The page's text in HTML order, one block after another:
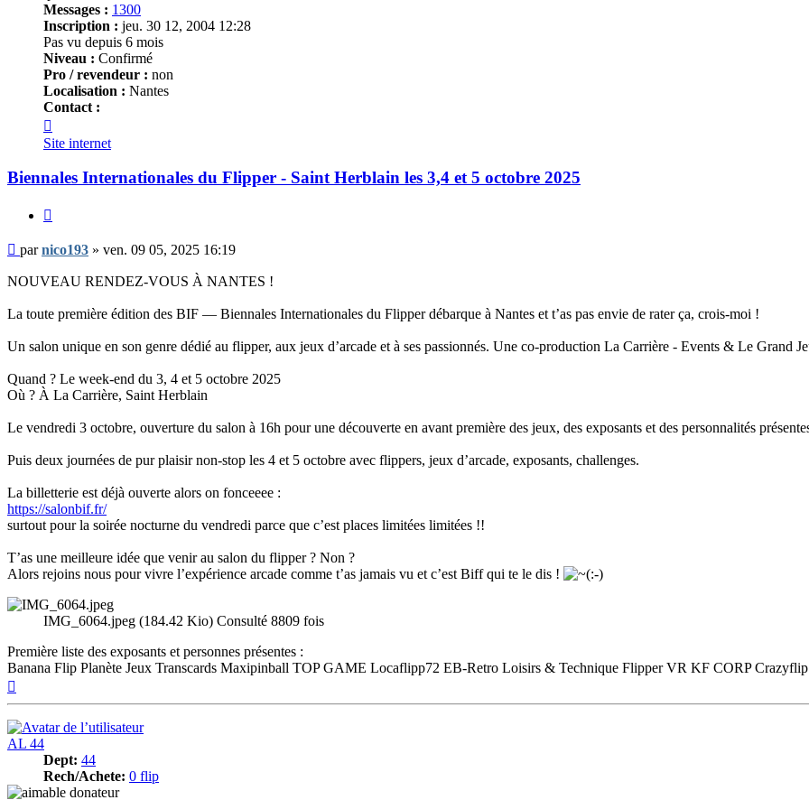
Messages : 1300
Inscription : jeu. 30 12, 2004 12:28
Pas vu depuis 6 mois
Niveau : Confirmé
Pro / revendeur : non
Localisation : Nantes
Contact :
nico193
Site internet
Biennales Internationales du Flipper - Saint Herblain les 3,4 et 5 octobre 2025
Message
parnico193 » ven. 09 05, 2025 16:19
NOUVEAU RENDEZ-VOUS À NANTES !
La toute première édition des BIF — Biennales Internationales du Flipper débarque à Nantes et t’as pas envie de rater ça, crois-moi !
Un salon unique en son genre dédié au flipper, aux jeux d’arcade et à ses passionnés. Une co-production La Carrière - Events & Le Grand
Quand ? Le week-end du 3, 4 et 5 octobre 2025
Où ? À La Carrière, Saint Herblain
Le vendredi 3 octobre, ouverture du salon à 16h pour une découverte en avant première des jeux, des exposants et des personnalités
Puis deux journées de pur plaisir non-stop les 4 et 5 octobre avec flippers, jeux d’arcade, exposants, challenges.
La billetterie est déjà ouverte alors on fonceeee :
https://salonbif.fr/
surtout pour la soirée nocturne du vendredi parce que c’est places limitées limitées !!
T’as une meilleure idée que venir au salon du flipper ? Non ?
Alors rejoins nous pour vivre l’expérience arcade comme t’as jamais vu et c’est Biff qui te le dis !
IMG_6064.jpeg (184.42 Kio) Consulté 8809 fois
Première liste des exposants et personnes présentes :
Banana Flip Planète Jeux Transcards Maxipinball TOP GAME Locaflipp72 EB-Retro Loisirs & Technique Flipper VR KF CORP
AL 44
Dept: 44
Rech/Achete: 0 flip